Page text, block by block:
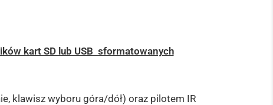
kart SD lub USB sformatowanych
klawisz wyboru góra/dół) oraz pilotem IR